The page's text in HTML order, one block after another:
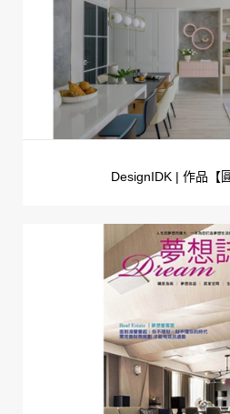
DesignIDK | 作品【